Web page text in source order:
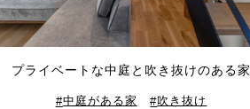
プライベートな中庭と吹き抜けのある家
中庭がある家 吹き抜け